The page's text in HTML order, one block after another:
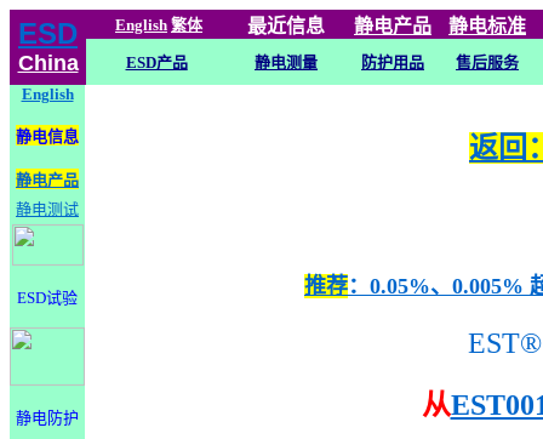
ESD
China
English 繁体 最近信息 静电产品 静电标准
ESD产品 静电测量 防护用品
售后服务
English
静电信息
静电产品
静电测试
ESD试验
静电防护
返回
推荐：0.05%、0.005%
EST®
从